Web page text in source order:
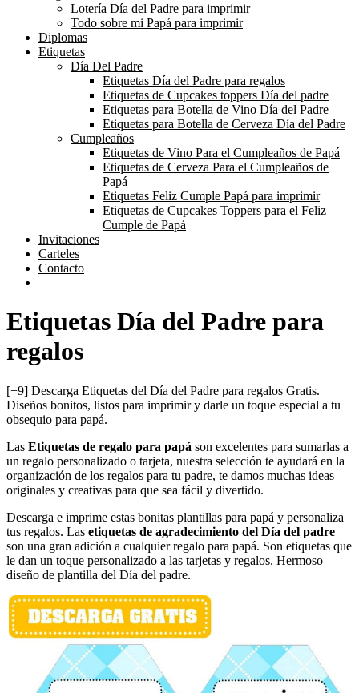
Lotería Día del Padre para imprimir
Todo sobre mi Papá para imprimir
Diplomas
Etiquetas
Día Del Padre
Etiquetas Día del Padre para regalos
Etiquetas de Cupcakes toppers Día del padre
Etiquetas para Botella de Vino Día del Padre
Etiquetas para Botella de Cerveza Día del Padre
Cumpleaños
Etiquetas de Vino Para el Cumpleaños de Papá
Etiquetas de Cerveza Para el Cumpleaños de
Papá
Etiquetas Feliz Cumple Papá para imprimir
Etiquetas de Cupcakes Toppers para el Feliz
Cumple de Papá
Invitaciones
Carteles
Contacto
Etiquetas Día del Padre para
regalos
[+9] Descarga Etiquetas del Día del Padre para regalos Gratis.
Diseños bonitos, listos para imprimir y darle un toque especial a tu
obsequio para papá.
Las Etiquetas de regalo para papá son excelentes para sumarlas a
un regalo personalizado o tarjeta, nuestra selección te ayudará en la
organización de los regalos para tu padre, te damos muchas ideas
originales y creativas para que sea fácil y divertido.
Descarga e imprime estas bonitas plantillas para papá y personaliza
tus regalos. Las etiquetas de agradecimiento del Día del padre
son una gran adición a cualquier regalo para papá. Son etiquetas que
le dan un toque personalizado a las tarjetas y regalos. Hermoso
diseño de plantilla del Día del padre.